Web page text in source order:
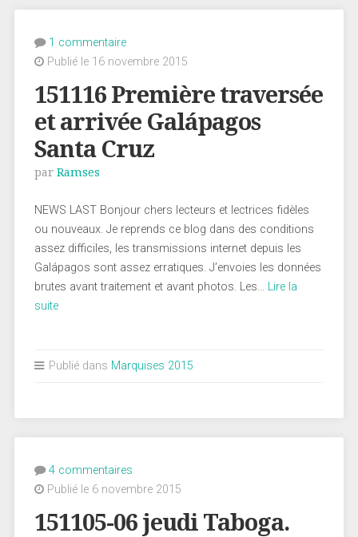
1 commentaire
Publié le 16 novembre 2015
151116 Première traversée
et arrivée Galápagos
Santa Cruz
par Ramses
NEWS LAST Bonjour chers lecteurs et lectrices fidèles
ou nouveaux. Je reprends ce blog dans des conditions
assez difficiles, les transmissions internet depuis les
Galápagos sont assez erratiques. J’envoies les données
brutes avant traitement et avant photos. Les… Lire la
suite
Publié dans Marquises 2015
4 commentaires
Publié le 6 novembre 2015
151105-06 jeudi Taboga.